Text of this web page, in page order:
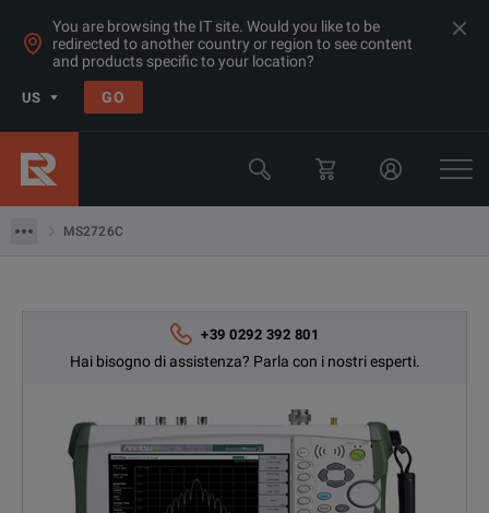
You are browsing the IT site. Would you like to be
redirected to another country or region to see content
and products specific to your location?
US GO
MS2726C
Analizzatori di Spettro RF e Microonde
Anritsu
+39 0292 392 801
Hai bisogno di assistenza? Parla con i nostri esperti.